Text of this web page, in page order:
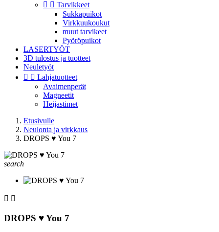
  Tarvikkeet
Sukkapuikot
Virkkuukoukut
muut tarvikeet
Pyöröpuikot
LASERTYÖT
3D tulostus ja tuotteet
Neuletyöt
  Lahjatuotteet
Avaimenperät
Magneetit
Heijastimet
Etusivulle
Neulonta ja virkkaus
DROPS ♥ You 7
search
 
DROPS ♥ You 7